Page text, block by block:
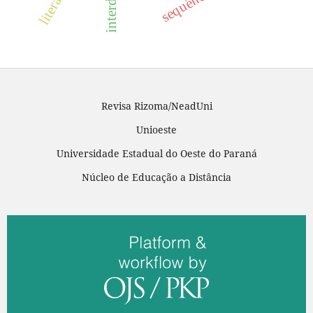
Revisa Rizoma/NeadUni
Unioeste
Universidade Estadual do Oeste do Paraná
Núcleo de Educação a Distância